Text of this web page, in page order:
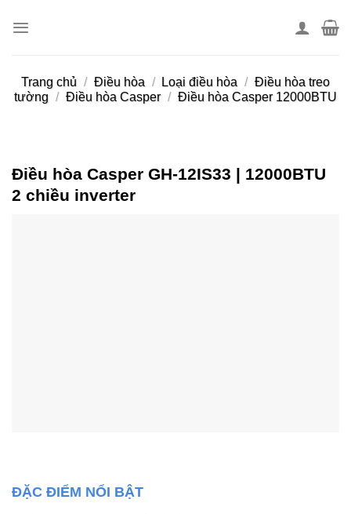
Trang chủ / Điều hòa / Loại điều hòa / Điều hòa treo
tường / Điều hòa Casper / Điều hòa Casper 12000BTU
Điều hòa Casper GH-12IS33 | 12000BTU
2 chiều inverter
ĐẶC ĐIỂM NỔI BẬT